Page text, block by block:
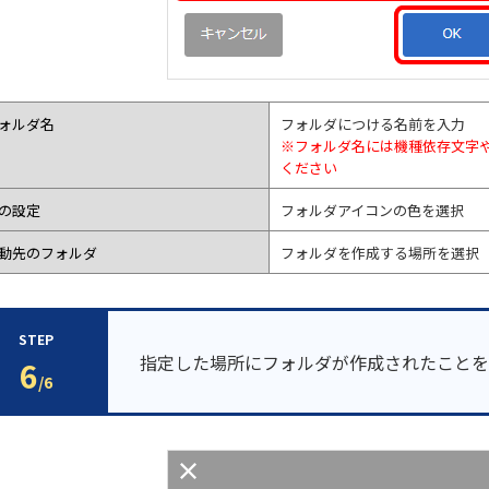
ルダ名
フォルダにつける名前を入力
※フォルダ名には機種依存文字
ください
設定 フォルダアイコンの色を選択
先のフォルダ フォルダを作成する場所を選択
STEP
6/6
指定した場所にフォルダが作成されたこと